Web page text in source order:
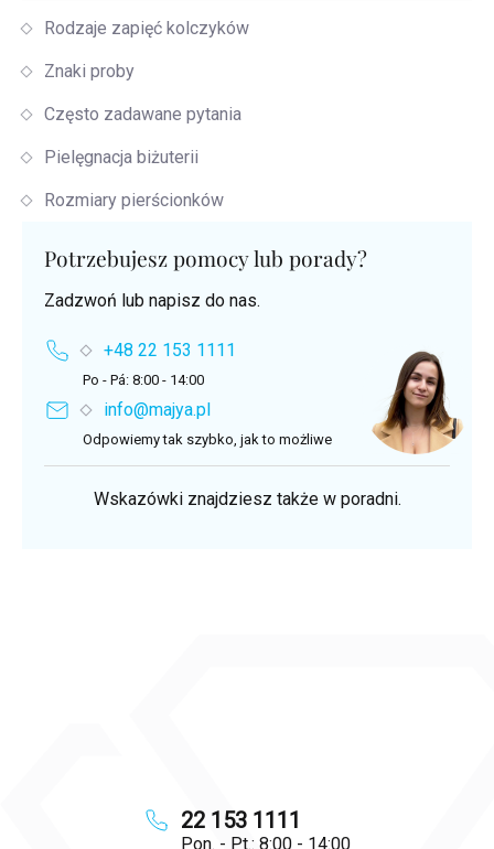
22 153 1111
Pon. - Pt.: 8:00 - 14:00
Rodzaje zapięć kolczyków
Znaki proby
Często zadawane pytania
Pielęgnacja biżuterii
Rozmiary pierścionków
Potrzebujesz pomocy lub porady?
Zadzwoń lub napisz do nas.
+48 22 153 1111
Po - Pá: 8:00 - 14:00
info@majya.pl
Odpowiemy tak szybko, jak to możliwe
Wskazówki znajdziesz także w poradni.